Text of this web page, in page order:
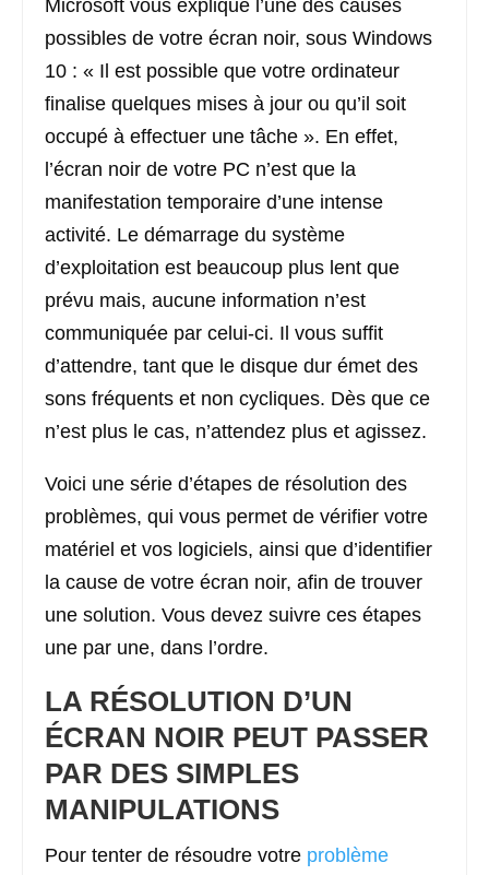
Microsoft vous explique l’une des causes
possibles de votre écran noir, sous Windows
10 : « Il est possible que votre ordinateur
finalise quelques mises à jour ou qu’il soit
occupé à effectuer une tâche ». En effet,
l’écran noir de votre PC n’est que la
manifestation temporaire d’une intense
activité. Le démarrage du système
d’exploitation est beaucoup plus lent que
prévu mais, aucune information n’est
communiquée par celui-ci. Il vous suffit
d’attendre, tant que le disque dur émet des
sons fréquents et non cycliques. Dès que ce
n’est plus le cas, n’attendez plus et agissez.
Voici une série d’étapes de résolution des
problèmes, qui vous permet de vérifier votre
matériel et vos logiciels, ainsi que d’identifier
la cause de votre écran noir, afin de trouver
une solution. Vous devez suivre ces étapes
une par une, dans l’ordre.
LA RÉSOLUTION D’UN
ÉCRAN NOIR PEUT PASSER
PAR DES SIMPLES
MANIPULATIONS
Pour tenter de résoudre votre problème